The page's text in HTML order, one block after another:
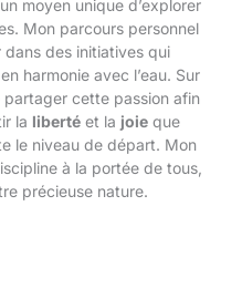
moyen unique d’explorer
Mon parcours personnel
dans des initiatives qui
harmonie avec l’eau. Sur
partager cette passion afin
la liberté et la joie que
le niveau de départ. Mon
à la portée de tous,
précieuse nature.